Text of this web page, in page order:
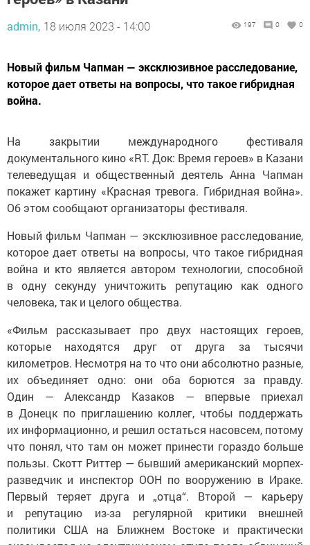
которое дает ответы на вопросы, что такое гибридная
война.
документального кино «RT. Док: Время героев» в Казани
телеведущая и общественный деятель Анна Чапман
покажет картину «Красная тревога. Гибридная война».
Об этом сообщают организаторы фестиваля.
которое дает ответы на вопросы, что такое гибридная
война и кто является автором технологии, способной
в одну секунду уничтожить репутацию как одного
человека, так и целого общества.
которые находятся друг от друга за тысячи
километров. Несмотря на то что они абсолютно разные,
их объединяет одно: они оба борются за правду.
Один — Александр Казаков — впервые приехал
в Донецк по приглашению коллег, чтобы поддержать
их информационно, и решил остаться насовсем, потому
что понял, что там он может принести гораздо больше
пользы. Скотт Риттер — бывший американский морпех-
разведчик и инспектор ООН по вооружению в Ираке.
Первый теряет друга и „отца“. Второй — карьеру
и репутацию из-за регулярной критики внешней
политики США на Ближнем Востоке и практически
оказывается на электрическом стуле после обвинений